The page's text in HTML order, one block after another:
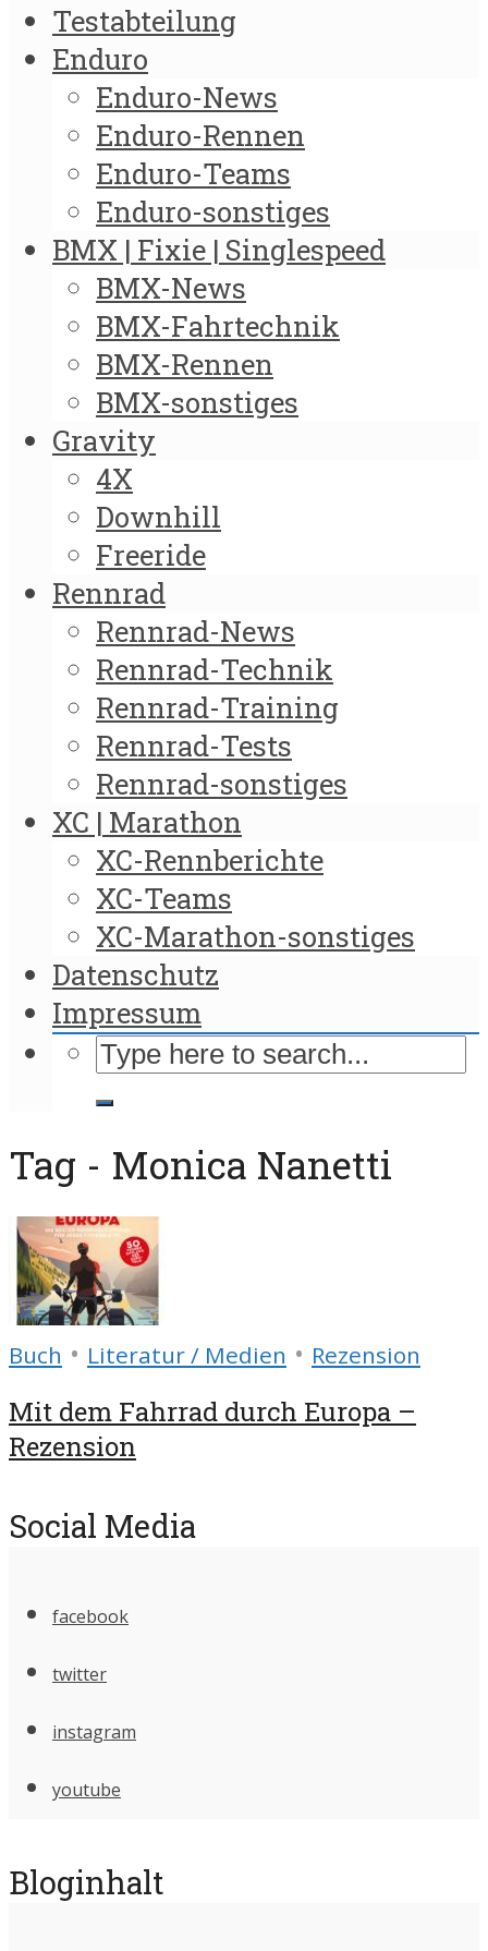
Testabteilung
Enduro
Enduro-News
Enduro-Rennen
Enduro-Teams
Enduro-sonstiges
BMX | Fixie | Singlespeed
BMX-News
BMX-Fahrtechnik
BMX-Rennen
BMX-sonstiges
Gravity
4X
Downhill
Freeride
Rennrad
Rennrad-News
Rennrad-Technik
Rennrad-Training
Rennrad-Tests
Rennrad-sonstiges
XC | Marathon
XC-Rennberichte
XC-Teams
XC-Marathon-sonstiges
Datenschutz
Impressum
Tag - Monica Nanetti
Buch • Literatur / Medien • Rezension
Mit dem Fahrrad durch Europa –
Rezension
Social Media
facebook
twitter
instagram
youtube
Bloginhalt